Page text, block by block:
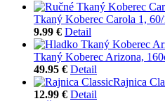
Tkaný Koberec Carola 1,
9.99 € Detail
Tkaný Koberec Arizona,
49.95 € Detail
Rajnica
12.99 € Detail